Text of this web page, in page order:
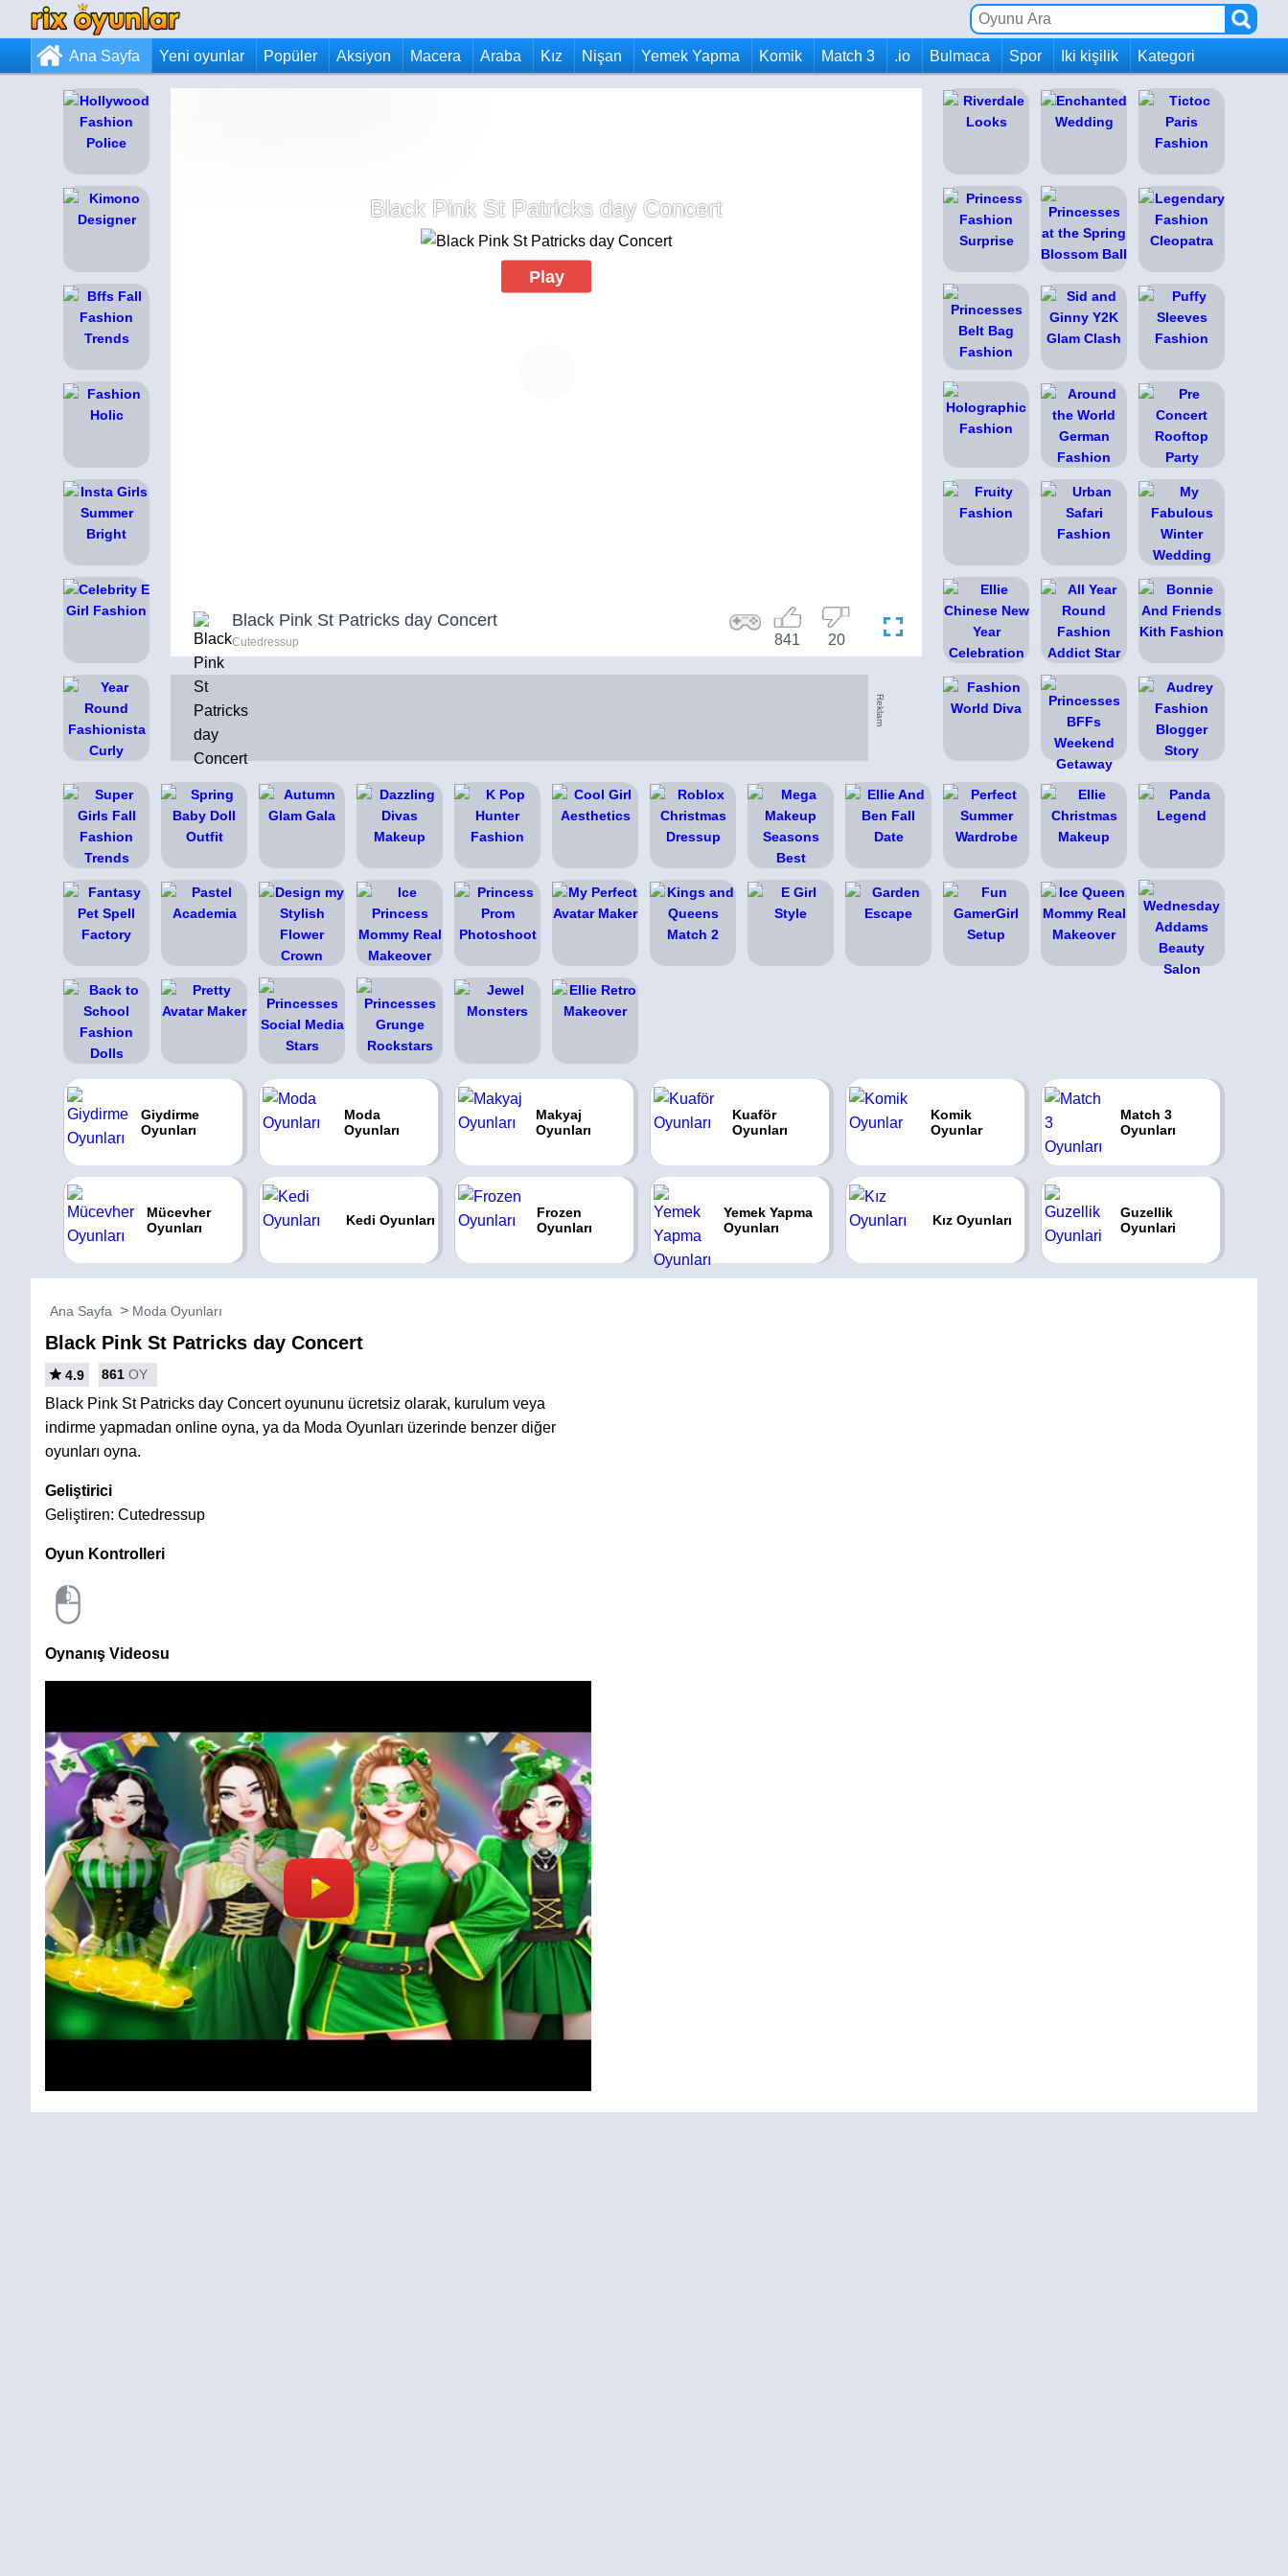
Ana Sayfa Yeni oyunlar Popüler Aksiyon Macera Araba Kız Nişan Yemek Yapma Komik Match 3 .io Bulmaca Spor Iki kişilik Kategori
Black Pink St Patricks day Concert
Play
Black Pink St Patricks day Concert
Cutedressup 20
841
Reklam
Giydirme
Oyunları
Moda
Oyunları
Makyaj
Oyunları
Kuaför
Oyunları
Komik
Oyunlar
Match 3
Oyunları
Mücevher
Oyunları
Kedi Oyunları
Frozen
Oyunları
Yemek Yapma
Oyunları
Kız Oyunları
Guzellik
Oyunlari
Ana Sayfa Moda Oyunları
Black Pink St Patricks day Concert
4.9 861 OY
Black Pink St Patricks day Concert oyununu ücretsiz olarak, kurulum veya
indirme yapmadan online oyna, ya da Moda Oyunları üzerinde benzer diğer
oyunları oyna.
Geliştirici
Geliştiren: Cutedressup
Oyun Kontrolleri
Oynanış Videosu